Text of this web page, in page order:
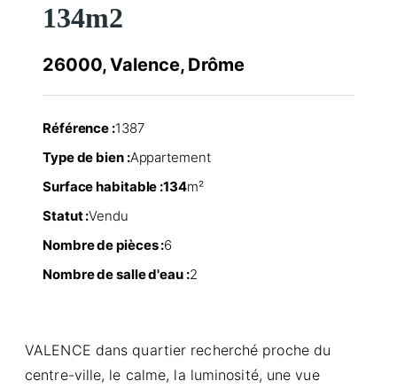
134m2
26000, Valence, Drôme
Référence :1387
Type de bien :Appartement
Surface habitable :134m²
Statut :Vendu
Nombre de pièces :6
Nombre de salle d'eau :2
VALENCE dans quartier recherché proche du
centre-ville, le calme, la luminosité, une vue